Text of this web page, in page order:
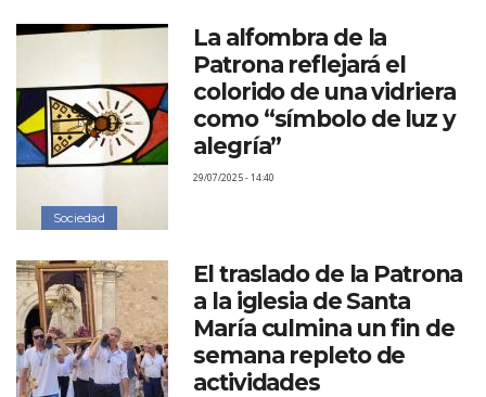
Sociedad
La alfombra de la
Patrona reflejará el
colorido de una vidriera
como “símbolo de luz y
alegría”
29/07/2025 - 14:40
El traslado de la Patrona
a la iglesia de Santa
María culmina un fin de
semana repleto de
actividades